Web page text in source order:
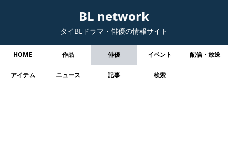
BL network
タイBLドラマ・俳優の情報サイト
HOME 作品 俳優 イベント 配信・放送
アイテム ニュース 記事 検索